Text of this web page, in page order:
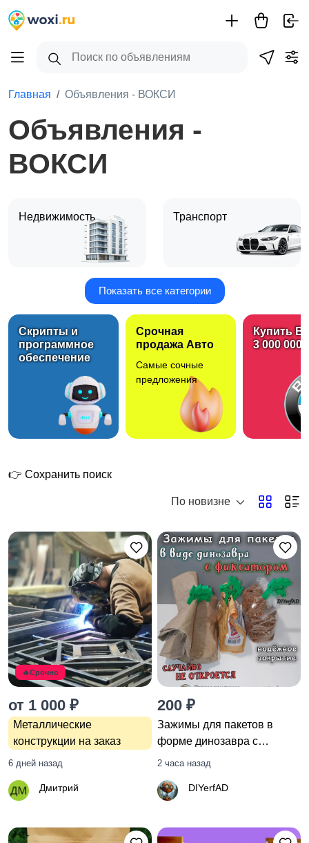
Главная Объявления - ВОКСИ
Объявления -
ВОКСИ
Недвижимость Транспорт
Для дома и дачи
Электроника
Хобби и развлечения Животные
Бизнес и
оборудование
Красота и здоровье
Показать все категории
Скрипты и
программное
обеспечение
Срочная
продажа Авто
Самые сочные
предложения
Купить
3 000 000
👉 Сохранить поиск
По новизне
🔥Срочно
от 1 000 ₽
Металлические
конструкции на заказ
6 дней назад
Дмитрий
200 ₽
Зажимы для пакетов в
форме динозавра с
фиксатором, комплект из 3
Зажим со стопором для
2 часа назад
DIYerfAD